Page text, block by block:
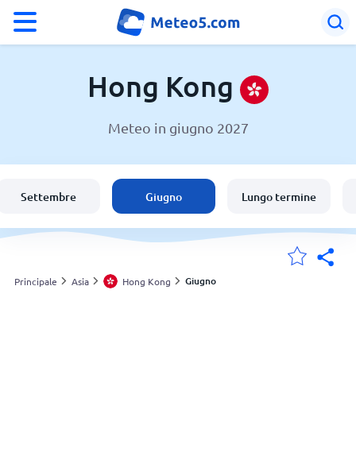
Meteo in Hong Kong
Italia
Svizzera
Hong Kong
Meteo in giugno 2027
Settembre Giugno Lungo termine
Principale Asia Hong Kong Giugno